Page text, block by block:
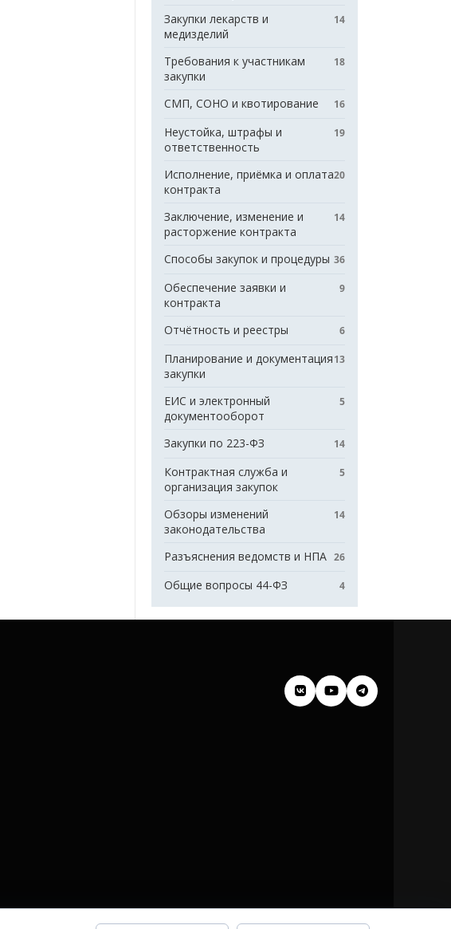
Закупки лекарств и
медизделий
14
Требования к участникам
закупки
18
СМП, СОНО и квотирование 16
Неустойка, штрафы и
ответственность
19
Исполнение, приёмка и оплата
контракта
20
Заключение, изменение и
расторжение контракта
14
Способы закупок и процедуры 36
Обеспечение заявки и
контракта
9
Отчётность и реестры 6
Планирование и документация
закупки
13
ЕИС и электронный
документооборот
5
Закупки по 223-ФЗ 14
Контрактная служба и
организация закупок
5
Обзоры изменений
законодательства
14
Разъяснения ведомств и НПА 26
Общие вопросы 44-ФЗ 4